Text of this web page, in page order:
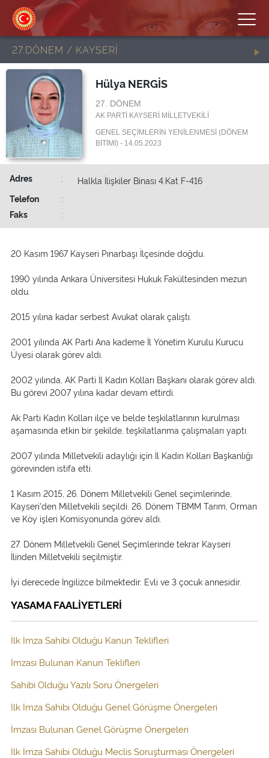
27.DÖNEM / KAYSERİ
Hülya NERGİS
27. DÖNEM
AK PARTİ KAYSERİ MİLLETVEKİLİ
GENEL SEÇİMLERİN YENİLENMESİ (DÖNEM
BİTİMİ) - 14.05.2023
Adres :
Halkla İlişkiler Binası 4.Kat F-416
Telefon
:
Faks
:
20 Kasım 1967 Kayseri Pınarbaşı İlçesinde doğdu.
1990 yılında Ankara Üniversitesi Hukuk Fakültesinden mezun
oldu.
2015 yılına kadar serbest Avukat olarak çalıştı.
2001 yılında AK Parti Ana kademe İl Yönetim Kurulu Kurucu
Üyesi olarak görev aldı.
2002 yılında, AK Parti İl Kadın Kolları Başkanı olarak görev aldı.
Bu görevi 2007 yılına kadar devam ettirdi.
Ak Parti Kadın Kolları ilçe ve belde teşkilatlarının kurulması
aşamasında etkin bir şekilde, teşkilatlanma çalışmaları yaptı.
2007 yılında Milletvekili adaylığı için İl Kadın Kolları Başkanlığı
görevinden istifa etti.
1 Kasım 2015, 26. Dönem Milletvekili Genel seçimlerinde,
Kayseri'den Milletvekili seçildi. 26. Dönem TBMM Tarım, Orman
ve Köy işleri Komisyonunda görev aldı.
27. Dönem Milletvekili Genel Seçimlerinde tekrar Kayseri
İlinden Milletvekili seçilmiştir.
İyi derecede İngilizce bilmektedir. Evli ve 3 çocuk annesidir.
YASAMA FAALİYETLERİ
İlk İmza Sahibi Olduğu Kanun Teklifleri
İmzası Bulunan Kanun Teklifleri
Sahibi Olduğu Yazılı Soru Önergeleri
İlk İmza Sahibi Olduğu Genel Görüşme Önergeleri
İmzası Bulunan Genel Görüşme Önergeleri
İlk İmza Sahibi Olduğu Meclis Soruşturması Önergeleri